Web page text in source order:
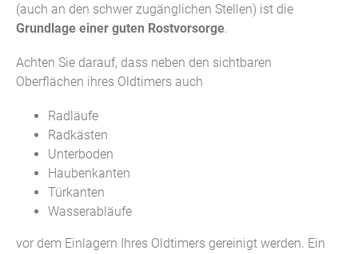
(auch an den schwer zugänglichen Stellen) ist die
Grundlage einer guten Rostvorsorge.
Achten Sie darauf, dass neben den sichtbaren
Oberflächen ihres Oldtimers auch
Radläufe
Radkästen
Unterboden
Haubenkanten
Türkanten
Wasserabläufe
vor dem Einlagern Ihres Oldtimers gereinigt werden. Ein